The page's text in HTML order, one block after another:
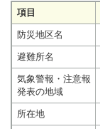
項目
防災地区名
避難所名
気象警報・注意報
発表の地域
所在地